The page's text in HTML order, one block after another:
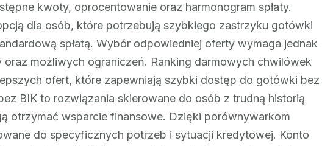
kwoty, oprocentowanie oraz harmonogram spłaty.
dla osób, które potrzebują szybkiego zastrzyku gotówki
spłatą. Wybór odpowiedniej oferty wymaga jednak
oraz możliwych ograniczeń. Ranking darmowych chwilówek
ofert, które zapewniają szybki dostęp do gotówki bez
BIK to rozwiązania skierowane do osób z trudną historią
otrzymać wsparcie finansowe. Dzięki porównywarkom
do specyficznych potrzeb i sytuacji kredytowej. Konto